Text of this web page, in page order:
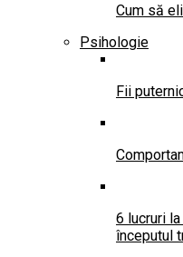
Cum să
Psihologie
Fii
6 lucruri
începutul